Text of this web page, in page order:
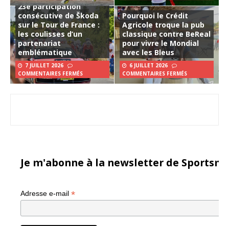
23e participation
consécutive de Škoda
sur le Tour de France :
les coulisses d’un
partenariat
emblématique
7 JUILLET 2026
COMMENTAIRES FERMÉS
Pourquoi le Crédit
Agricole troque la pub
classique contre BeReal
pour vivre le Mondial
avec les Bleus
6 JUILLET 2026
COMMENTAIRES FERMÉS
Je m'abonne à la newsletter de
Adresse e-mail *